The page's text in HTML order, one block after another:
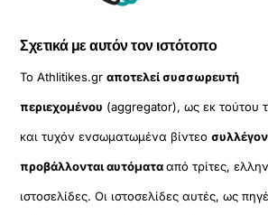
Σχετικά με αυτόν τον ιστότοπο
Το Athlitikes.grαποτελεί συσσωρευτή
περιεχομένου (aggregator), ως εκ τούτου
και τυχόν ενσωματωμένα βίντεο
προβάλλονται αυτόματααπό τρίτες,
ιστοσελίδες. Οι ιστοσελίδες αυτές, ως